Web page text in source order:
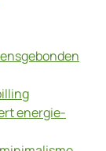
energie-